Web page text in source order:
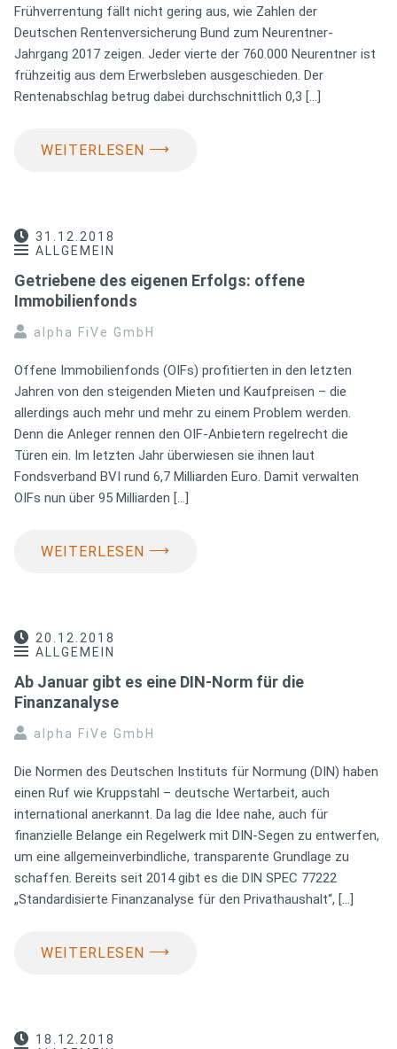
Frühverrentung fällt nicht gering aus, wie Zahlen der
Deutschen Rentenversicherung Bund zum Neurentner-
Jahrgang 2017 zeigen. Jeder vierte der 760.000 Neurentner ist
frühzeitig aus dem Erwerbsleben ausgeschieden. Der
Rentenabschlag betrug dabei durchschnittlich 0,3 […]
WEITERLESEN ⟶
31.12.2018
ALLGEMEIN
Getriebene des eigenen Erfolgs: offene
Immobilienfonds
alpha FiVe GmbH
Offene Immobilienfonds (OIFs) profitierten in den letzten
Jahren von den steigenden Mieten und Kaufpreisen – die
allerdings auch mehr und mehr zu einem Problem werden.
Denn die Anleger rennen den OIF-Anbietern regelrecht die
Türen ein. Im letzten Jahr überwiesen sie ihnen laut
Fondsverband BVI rund 6,7 Milliarden Euro. Damit verwalten
OIFs nun über 95 Milliarden […]
WEITERLESEN ⟶
20.12.2018
ALLGEMEIN
Ab Januar gibt es eine DIN-Norm für die
Finanzanalyse
alpha FiVe GmbH
Die Normen des Deutschen Instituts für Normung (DIN) haben
einen Ruf wie Kruppstahl – deutsche Wertarbeit, auch
international anerkannt. Da lag die Idee nahe, auch für
finanzielle Belange ein Regelwerk mit DIN-Segen zu entwerfen,
um eine allgemeinverbindliche, transparente Grundlage zu
schaffen. Bereits seit 2014 gibt es die DIN SPEC 77222
„Standardisierte Finanzanalyse für den Privathaushalt“, […]
WEITERLESEN ⟶
18.12.2018